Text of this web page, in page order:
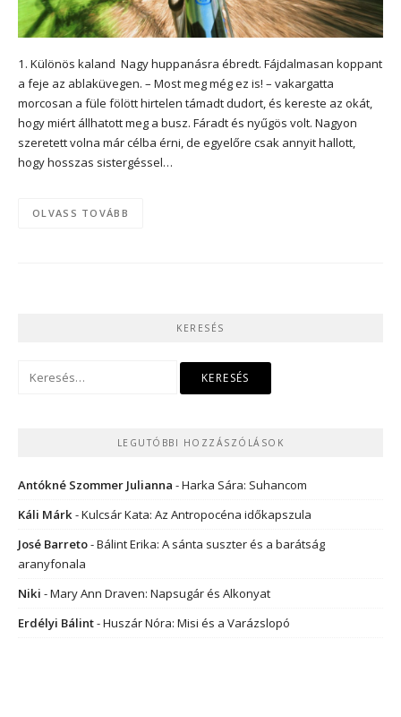
1. Különös kaland Nagy huppanásra ébredt. Fájdalmasan koppant
a feje az ablaküvegen. – Most meg még ez is! – vakargatta
morcosan a füle fölött hirtelen támadt dudort, és kereste az okát,
hogy miért állhatott meg a busz. Fáradt és nyűgös volt. Nagyon
szeretett volna már célba érni, de egyelőre csak annyit hallott,
hogy hosszas sistergéssel…
OLVASS TOVÁBB
KERESÉS
LEGUTÓBBI HOZZÁSZÓLÁSOK
Antókné Szommer Julianna -Harka Sára: Suhancom
Káli Márk-Kulcsár Kata: Az Antropocéna időkapszula
José Barreto-Bálint Erika: A sánta suszter és a barátság
aranyfonala
Niki -Mary Ann Draven: Napsugár és Alkonyat
Erdélyi Bálint-Huszár Nóra: Misi és a Varázslopó